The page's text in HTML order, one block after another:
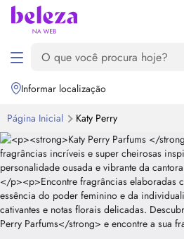
Informar localização
Página Inicial Katy Perry